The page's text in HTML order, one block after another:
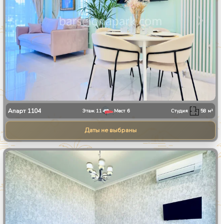
Апарт 1104 Этаж 11 Мест 6 Студия 58 м²
Даты не выбраны
1 8